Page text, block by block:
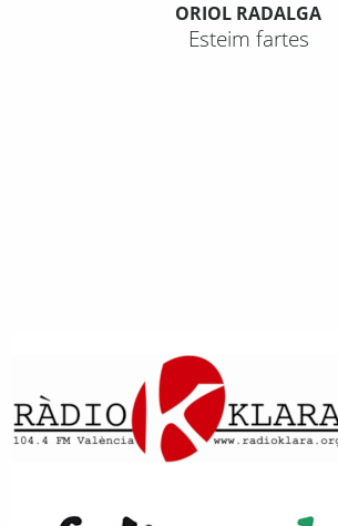
ORIOL RADALGA
Esteim fartes